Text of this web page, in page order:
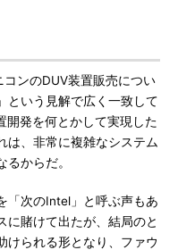
ンのDUV装置販売につい
という見解で広く一致して
開発を何とかして実現した
は、非常に複雑なシステム
からだ。
「次のIntel」と呼ぶ声もあ
に賭けて出たが、結局のと
けられる形となり、ファウ